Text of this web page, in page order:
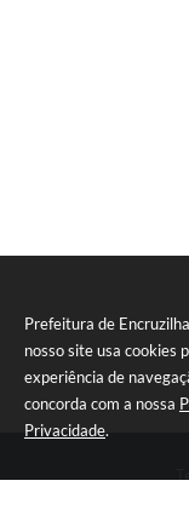
Prefeitura de
nosso site usa cookies
experiência de
concorda com a nossa
Privacidade.